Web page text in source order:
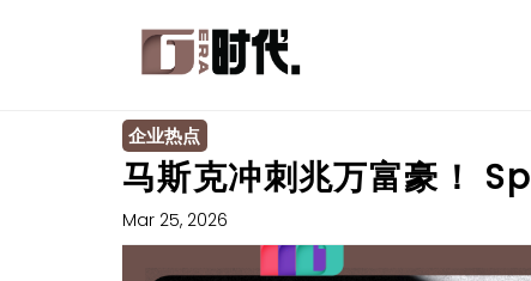
企业热点
马斯克冲刺兆万富豪！
Mar 25, 2026